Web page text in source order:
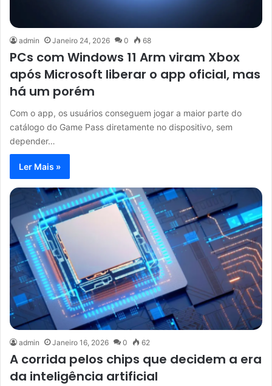
admin Janeiro 24, 2026 0 68
PCs com Windows 11 Arm viram Xbox
após Microsoft liberar o app oficial, mas
há um porém
Com o app, os usuários conseguem jogar a maior parte do
catálogo do Game Pass diretamente no dispositivo, sem
depender…
Ler Mais »
admin Janeiro 16, 2026 0 62
A corrida pelos chips que decidem a era
da inteligência artificial